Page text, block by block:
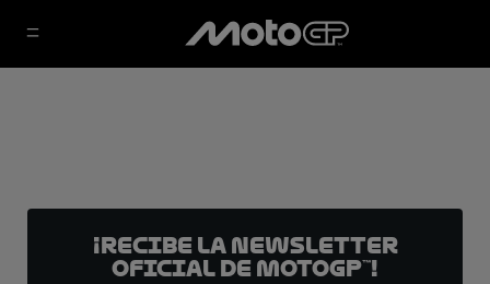
¡Recibe la Newsletter
oficial de MotoGP™!